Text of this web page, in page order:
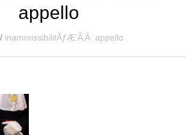
appello
/ inammissibilitÃƒÆ’Ã‚Â appello